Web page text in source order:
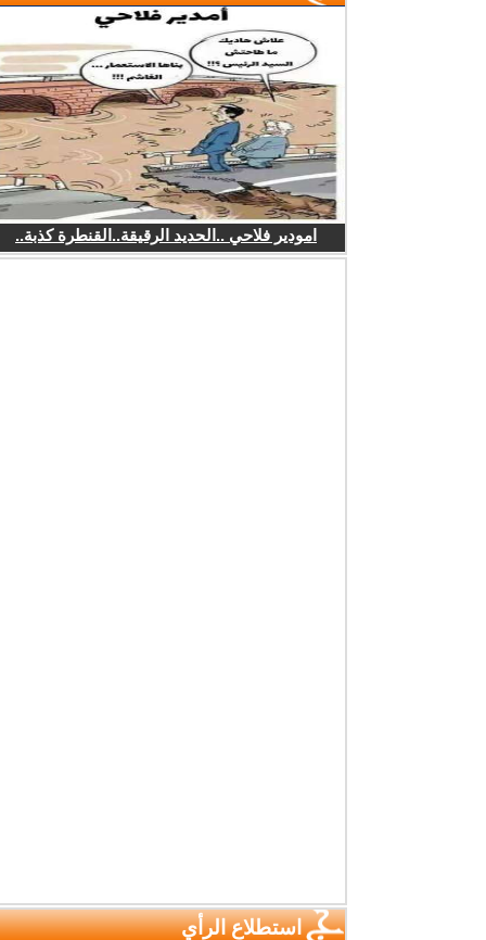
امودير فلاحي ..الحديد الرقيقة..القنطرة كذبة..
استطلاع الرأي